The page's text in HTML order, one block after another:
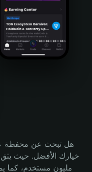
هل تبحث عن محفظة